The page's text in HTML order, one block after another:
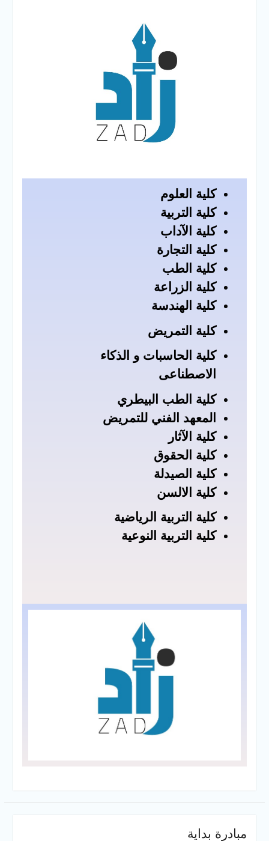
جامعة سوهاج تفتح أبوابها
لطلاب الثانوية العامة فى أولى
أيام المرحلة الأولى للتنسيق
الإلكتروني للقبول بالجامعات
2026
كلية العلوم
كلية التربية
كلية الآداب
كلية التجارة
كلية الطب
كلية الزراعة
كلية الهندسة
كلية التمريض
كلية الحاسبات و الذكاء
الاصطناعى
كلية الطب البيطري
المعهد الفني للتمريض
كلية الآثار
كلية الحقوق
كلية الصيدلة
كلية الالسن
كلية التربية الرياضية
كلية التربية النوعية
مبادرة بداية